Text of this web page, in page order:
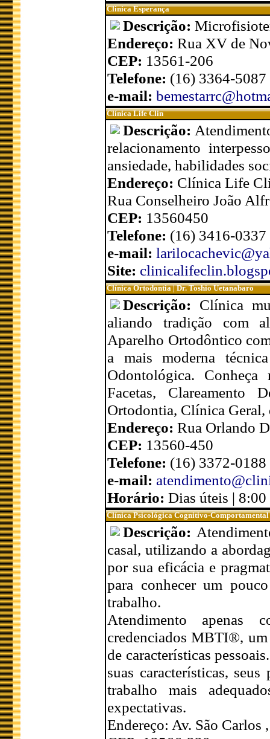
Clinica Esperança
Descrição:
Endereço: Rua XV de
CEP: 13561-206
Telefone: (16) 3364-5087
e-mail:
Clínica Life Clin
Descrição:
relacionamento
ansiedade, habilidades
Endereço: Clínica Life
Rua Conselheiro João
CEP: 13560450
Telefone: (16) 3416-
e-mail:
Site:
Clínica Ortodontia | Dr. Toshio Uetanabaro
Descrição: Clínica
aliando tradição com
Aparelho Ortodôntico
a mais moderna
Odontológica.
Facetas, Clareamento
Ortodontia, Clínica Geral,
Endereço: Rua Orlando
CEP: 13560-450
Telefone: (16) 3372-0188
e-mail:
Horário: Dias úteis |
Clínica Psicológica Cognitivo-Comportamental
Descrição:
casal, utilizando a
por sua eficácia e
para conhecer um
trabalho.
Atendimento apenas
credenciados MBTI®,
de características
suas características,
trabalho mais
expectativas.
Endereço: Av. São Carlos